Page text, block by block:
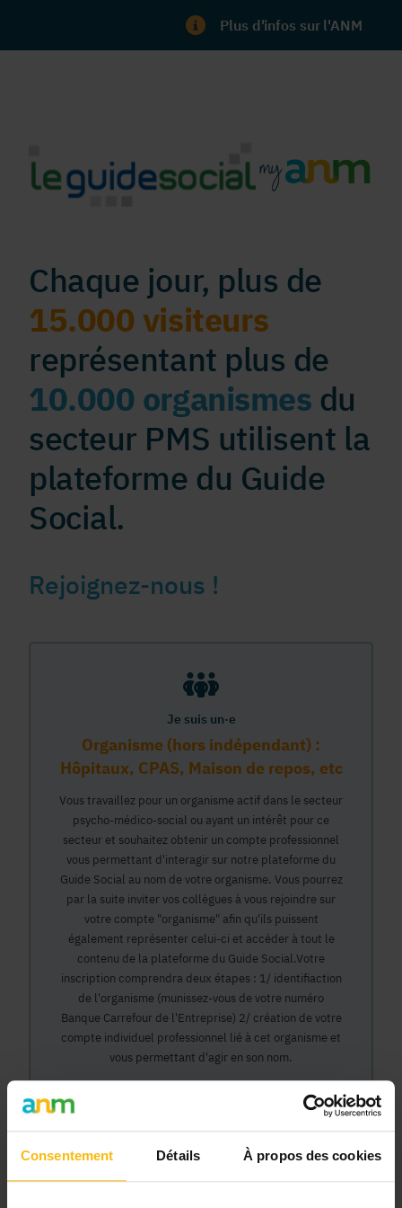
Consentement Détails À propos des cookies
Plus d'infos sur l'ANM
Chaque jour, plus de
15.000 visiteurs
représentant plus de
10.000 organismes du
secteur PMS utilisent la
plateforme du Guide
Social.
Rejoignez-nous !
Je suis un·e
Organisme (hors indépendant) :
Hôpitaux, CPAS, Maison de repos, etc
Vous travaillez pour un organisme actif dans le secteur
psycho-médico-social ou ayant un intérêt pour ce
secteur et souhaitez obtenir un compte professionnel
vous permettant d'interagir sur notre plateforme du
Guide Social au nom de votre organisme. Vous pourrez
par la suite inviter vos collègues à vous rejoindre sur
votre compte "organisme" afin qu'ils puissent
également représenter celui-ci et accéder à tout le
contenu de la plateforme du Guide Social.Votre
inscription comprendra deux étapes : 1/ identifiaction
de l'organisme (munissez-vous de votre numéro
Banque Carrefour de l'Entreprise) 2/ création de votre
compte individuel professionnel lié à cet organisme et
vous permettant d'agir en son nom.